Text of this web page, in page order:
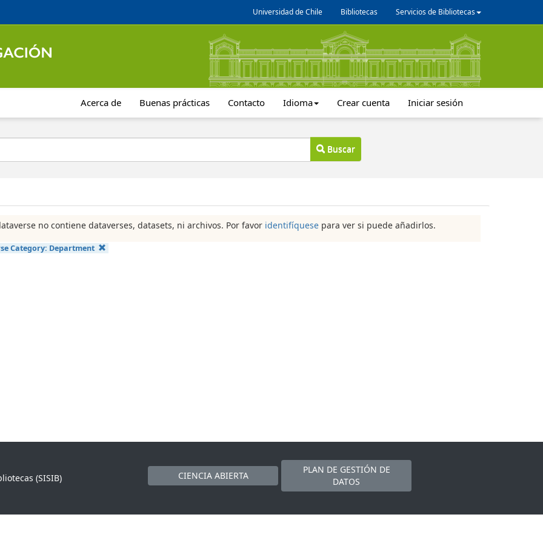
Universidad de Chile Bibliotecas Servicios de Bibliotecas
Acerca de Buenas prácticas Contacto Idioma Crear cuenta Iniciar sesión
Buscar
no contiene dataverses, datasets, ni archivos. Por favor identifíquese para ver si puede añadirlos.
Category: Department
(SISIB)
CIENCIA ABIERTA
PLAN DE GESTIÓN DE
DATOS